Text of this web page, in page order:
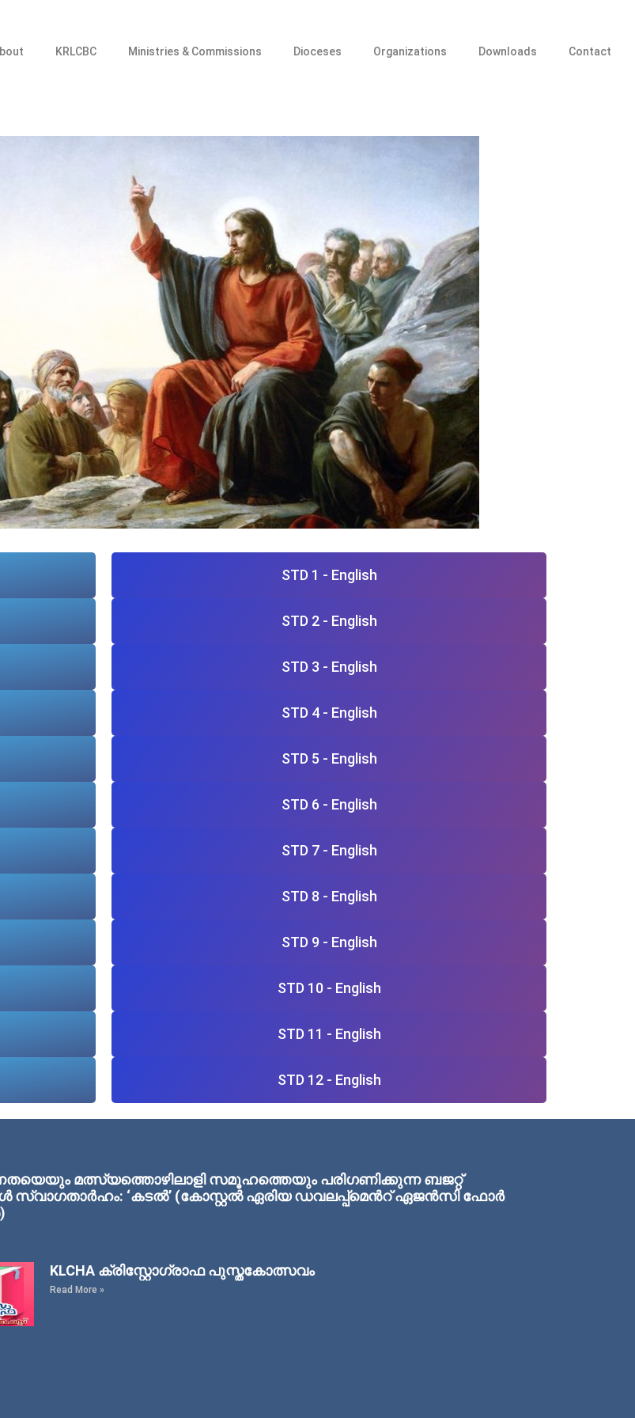
KRLCBC Ministries & Commissions Dioceses Organizations Downloads Contact
STD 1 - English
STD 2 - English
STD 3 - English
STD 4 - English
STD 5 - English
STD 6 - English
STD 7 - English
STD 8 - English
STD 9 - English
STD 10 - English
STD 11 - English
STD 12 - English
മത്സ്യത്തൊഴിലാളി സമൂഹത്തെയും പരിഗണിക്കുന്ന ബജറ്റ്
സ്വാഗതാര്‍ഹം: ‘കടല്‍’ (കോസ്റ്റല്‍ ഏരിയ ഡവലപ്പ്മെന്‍റ് ഏജന്‍സി ഫോര്‍
KLCHA ക്രിസ്റ്റോഗ്രാഫ പുസ്തകോത്സവം
Read More »